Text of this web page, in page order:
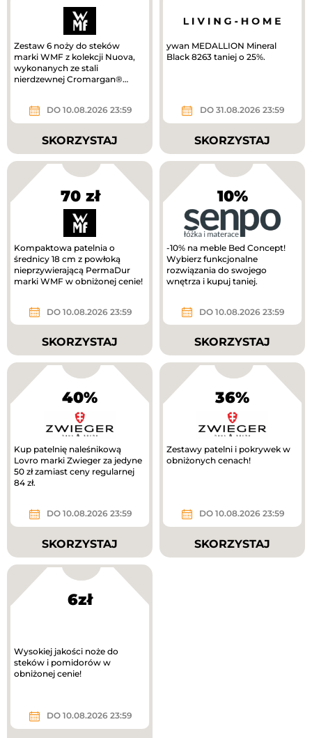
Zestaw 6 noży do steków
marki WMF z kolekcji Nuova,
wykonanych ze stali
nierdzewnej Cromargan®
DO 10.08.2026 23:59
SKORZYSTAJ
ywan MEDALLION Mineral
Black 8263 taniej o 25%.
DO 31.08.2026 23:59
SKORZYSTAJ
70 zł
Kompaktowa patelnia o
średnicy 18 cm z powłoką
nieprzywierającą PermaDur
marki WMF w obniżonej cenie!
DO 10.08.2026 23:59
SKORZYSTAJ
10%
-10% na meble Bed Concept!
Wybierz funkcjonalne
rozwiązania do swojego
wnętrza i kupuj taniej.
DO 10.08.2026 23:59
SKORZYSTAJ
40%
Kup patelnię naleśnikową
Lovro marki Zwieger za jedyne
50 zł zamiast ceny regularnej
84 zł.
DO 10.08.2026 23:59
SKORZYSTAJ
36%
Zestawy patelni i pokrywek w
obniżonych cenach!
DO 10.08.2026 23:59
SKORZYSTAJ
6zł
Wysokiej jakości noże do
steków i pomidorów w
obniżonej cenie!
DO 10.08.2026 23:59